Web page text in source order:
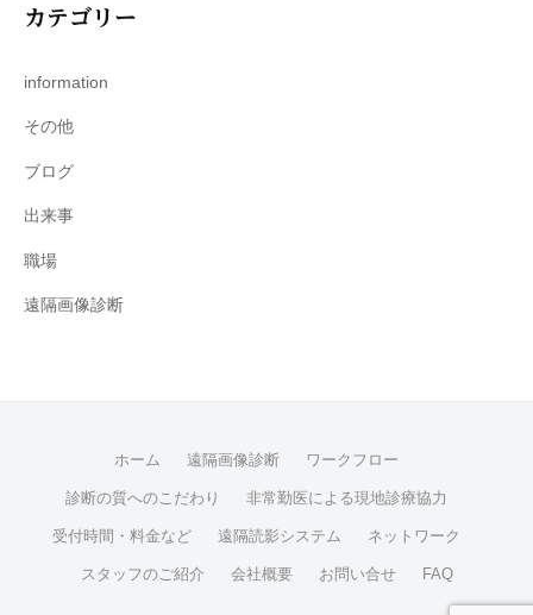
カテゴリー
information
その他
ブログ
出来事
職場
遠隔画像診断
ホーム 遠隔画像診断 ワークフロー
診断の質へのこだわり 非常勤医による現地診療協力
受付時間・料金など 遠隔読影システム ネットワーク
スタッフのご紹介 会社概要 お問い合せ FAQ